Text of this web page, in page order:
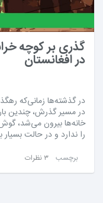
در افغانستان
در گذشته‌ها زمانی‌که
در مسیر گذرش، چندین
خانه‌ها بیرون می‌شد،
را ندارد و در حالت
برچسب ۳ نظرات